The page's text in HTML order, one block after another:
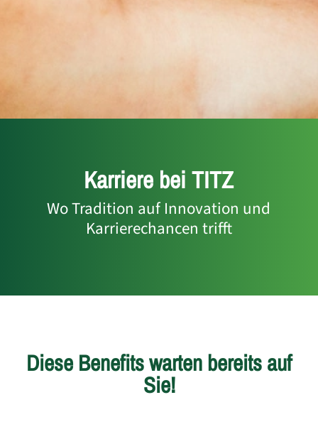
Karriere bei TITZ
Wo Tradition auf Innovation und
Karrierechancen trifft
Diese Benefits warten bereits auf
Sie!